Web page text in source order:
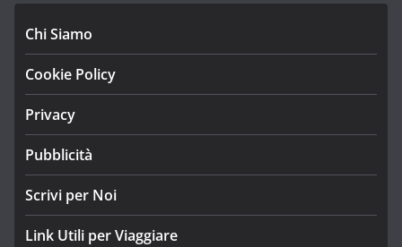
Chi Siamo
Cookie Policy
Privacy
Pubblicità
Scrivi per Noi
Link Utili per Viaggiare